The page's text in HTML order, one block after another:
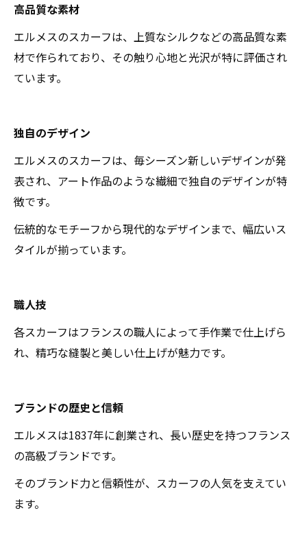
高品質な素材
エルメスのスカーフは、上質なシルクなどの高品質な素
材で作られており、その触り心地と光沢が特に評価され
ています。
独自のデザイン
エルメスのスカーフは、毎シーズン新しいデザインが発
表され、アート作品のような繊細で独自のデザインが特
徴です。
伝統的なモチーフから現代的なデザインまで、幅広いス
タイルが揃っています。
職人技
各スカーフはフランスの職人によって手作業で仕上げら
れ、精巧な縫製と美しい仕上げが魅力です。
ブランドの歴史と信頼
エルメスは1837年に創業され、長い歴史を持つフランス
の高級ブランドです。
そのブランド力と信頼性が、スカーフの人気を支えてい
ます。